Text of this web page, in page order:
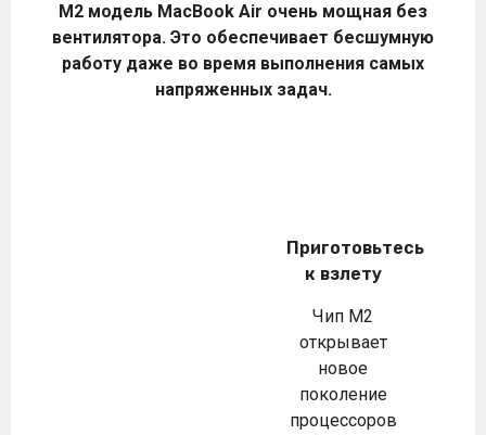
M2 модель MacBook Air очень мощная без
вентилятора. Это обеспечивает бесшумную
работу даже во время выполнения самых
напряженных задач.
Приготовьтесь
к взлету
Чип M2
открывает
новое
поколение
процессоров